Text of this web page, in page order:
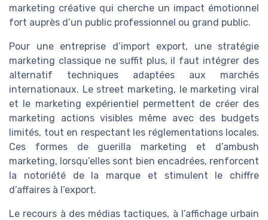
marketing créative qui cherche un impact émotionnel
fort auprès d’un public professionnel ou grand public.
Pour une entreprise d’import export, une stratégie
marketing classique ne suffit plus, il faut intégrer des
alternatif techniques adaptées aux marchés
internationaux. Le street marketing, le marketing viral
et le marketing expérientiel permettent de créer des
marketing actions visibles même avec des budgets
limités, tout en respectant les réglementations locales.
Ces formes de guerilla marketing et d’ambush
marketing, lorsqu’elles sont bien encadrées, renforcent
la notoriété de la marque et stimulent le chiffre
d’affaires à l’export.
Le recours à des médias tactiques, à l’affichage urbain